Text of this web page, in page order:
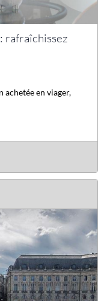
rafraîchissez
achetée en viager,